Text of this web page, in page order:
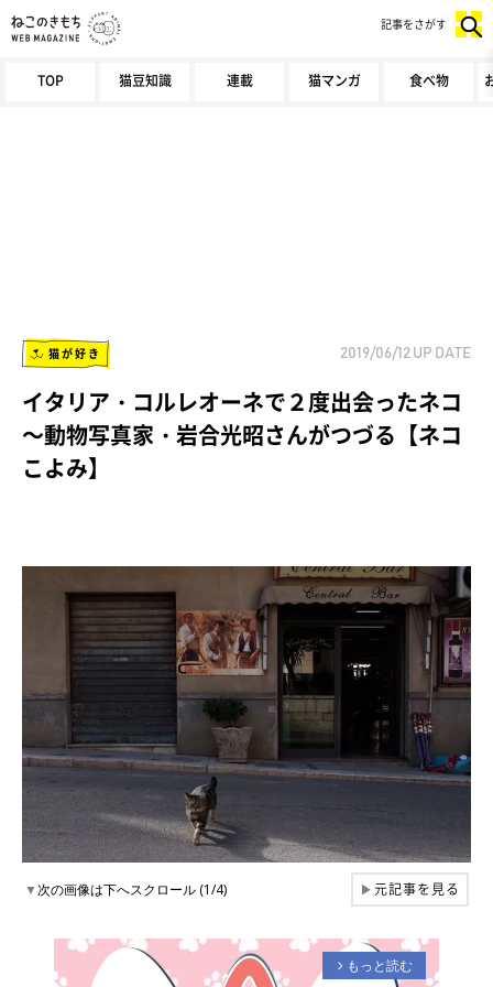
TOP 猫豆知識 連載 猫マンガ 食べ物
記事をさがす
猫が好き 2019/06/12 UP DATE
イタリア・コルレオーネで２度出会ったネコ
～動物写真家・岩合光昭さんがつづる【ネコ
こよみ】
▼次の画像は下へスクロール (1/4) ▶元記事を見る
arrow_forward_ios もっと読む